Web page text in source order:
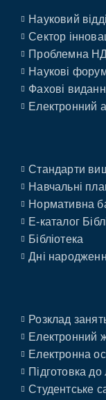
Науковий
Сектор
Проблемна
Наукові
Фахові
Електронний
Стандарти
Навчальні
Нормативна
E-каталог
Бібліотека
Дні
Розклад
Електронний
Електронна
Підготовка до
Студентське